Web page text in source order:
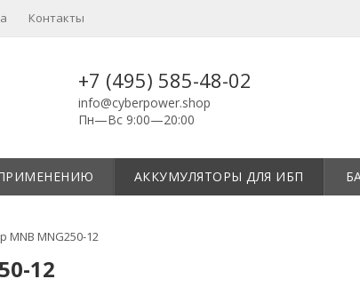
Контакты
+7 (495) 585-48-02
info@cyberpower.shop
Пн—Вс 9:00—20:00
АККУМУЛЯТОРЫ ДЛЯ ИБП
MNB MNG250-12
12